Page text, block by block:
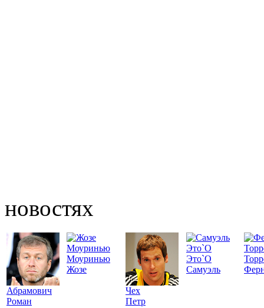
новостях
Абрамович
Роман
Моуринью
Жозе
Чех
Петр
Это`О
Самуэль